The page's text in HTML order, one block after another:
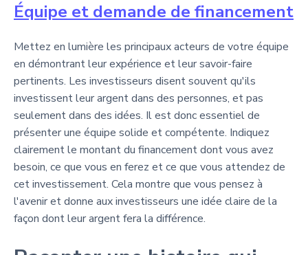
Équipe et demande de financement
Mettez en lumière les principaux acteurs de votre équipe
en démontrant leur expérience et leur savoir-faire
pertinents. Les investisseurs disent souvent qu'ils
investissent leur argent dans des personnes, et pas
seulement dans des idées. Il est donc essentiel de
présenter une équipe solide et compétente. Indiquez
clairement le montant du financement dont vous avez
besoin, ce que vous en ferez et ce que vous attendez de
cet investissement. Cela montre que vous pensez à
l'avenir et donne aux investisseurs une idée claire de la
façon dont leur argent fera la différence.